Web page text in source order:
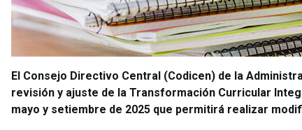
El Consejo Directivo Central (Codicen) de la
revisión y ajuste de la Transformación Curricular
mayo y setiembre de 2025 que permitirá realizar